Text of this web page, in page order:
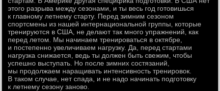
этого разрыва между сезонами, и ты весь год готовишься
к главному летнему старту. Перед зимним сезоном
спортсмены из нашей интернациональной группы, которые
тренируются в США, не делают так много упражнений, как
перед летом. Мы начинаем тренироваться в октябре,
и постепенно увеличиваем нагрузку. Да, перед стартами
нагрузка снижается, ведь ты должен быть свежим, чтобы
успешно выступать. Но после зимних состязаний,
мы продолжаем наращивать интенсивность тренировок.
В таком случае, нет спада, и не надо начинать подготовку
к летнему сезону заново.